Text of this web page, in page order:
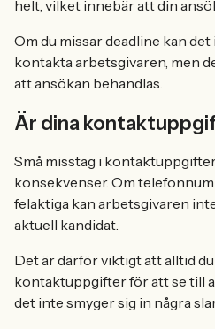
helt, vilket innebär att din
Om du missar deadline kan
kontakta arbetsgivaren, men
att ansökan behandlas.
Är dina
Små misstag i
konsekvenser. Om
felaktiga kan arbetsgivaren
aktuell kandidat.
Det är därför viktigt att alltid
kontaktuppgifter för att se till
det inte smyger sig in några